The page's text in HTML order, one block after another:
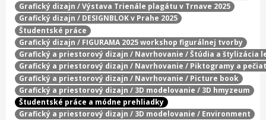
Grafický dizajn / Výstava Trienále plagátu v Trnave 2025
Grafický dizajn / DESIGNBLOK v Prahe 2025
Študentské práce
Grafický dizajn / FIGURAMA 2025 workshop figurálnej tvorby
Grafický a priestorový dizajn / Navrhovanie / Štúdia a štylizácia
Grafický a priestorový dizajn / Navrhovanie / Piktogramy a
Grafický a priestorový dizajn / Navrhovanie / Picture book
Grafický a priestorový dizajn / 3D modelovanie / 3D hmyzeum
Študentské práce a módne prehliadky
Grafický a priestorový dizajn / 3D modelovanie / Environment